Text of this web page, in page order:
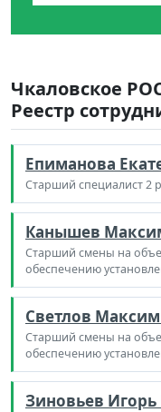
Чкаловское
Реестр
Епиманова
Старший специалист 2
Канышев
Старший смены на
обеспечению
Светлов
Старший смены на
обеспечению
Зиновьев